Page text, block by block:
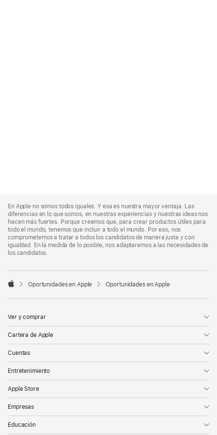
Footer
En Apple no somos todos iguales. Y esa es nuestra mayor ventaja. Las
diferencias en lo que somos, en nuestras experiencias y nuestras ideas nos
hacen más fuertes. Porque creemos que, para crear productos útiles para
todo el mundo, tenemos que incluir a todo el mundo. Por eso, nos
comprometemos a tratar a todos los candidatos de manera justa y con
igualdad. En la medida de lo posible, nos adaptaremos a las necesidades de
los candidatos.

Oportunidades en Apple Oportunidades en Apple
Ver y comprar
Cartera de Apple
Cuentas
Entretenimiento
Apple Store
Empresas
Educación